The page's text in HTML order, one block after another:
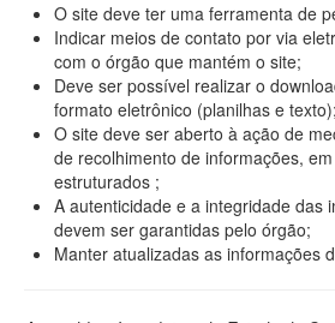
O site deve ter uma ferramenta de
Indicar meios de contato por via
com o órgão que mantém o site;
Deve ser possível realizar o
formato eletrônico (planilhas e texto);
O site deve ser aberto à ação de
de recolhimento de informações,
estruturados ;
A autenticidade e a integridade das
devem ser garantidas pelo órgão;
Manter atualizadas as informações